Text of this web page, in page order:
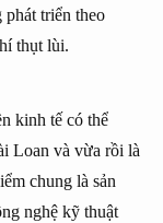
phát triển theo
thụt lùi.
kinh tế có thể
Loan và vừa rồi là
chung là sản
nghệ kỹ thuật